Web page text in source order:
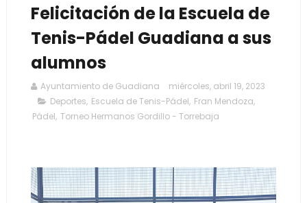
Felicitación de la Escuela de
Tenis-Pádel Guadiana a sus
alumnos
Ayuntamiento de Guadiana
miércoles, abril 19, 2023
Deportes, Escuela de Tenis-Pádel, Fran Mendoza,
Pádel, Torneo Hermanos Gordillo - Torrebaja